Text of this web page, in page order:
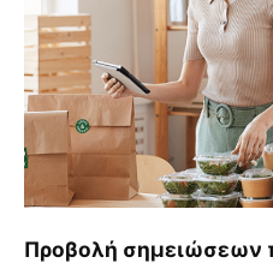
Προβολή σημειώσεων
και
πληροφοριών
χρέωσης